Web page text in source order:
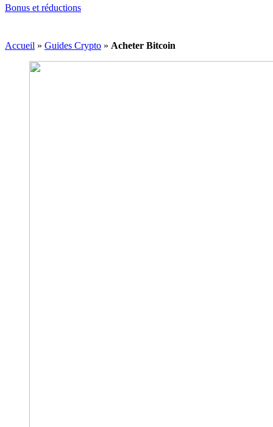
Bonus et réductions
Accueil » Guides Crypto » Acheter Bitcoin